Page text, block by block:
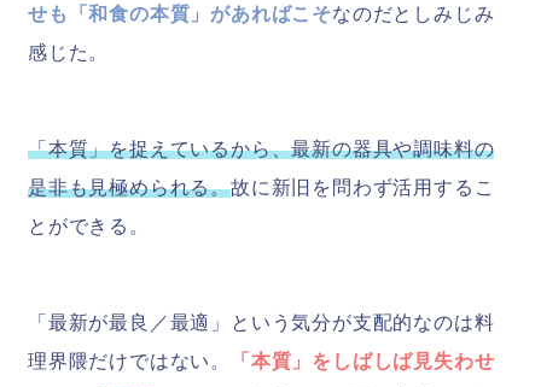
せも「和食の本質」があればこそなのだとしみじみ
感じた。
「本質」を捉えているから、最新の器具や調味料の
是非も見極められる。故に新旧を問わず活用するこ
とができる。
「最新が最良／最適」という気分が支配的なのは料
理界隈だけではない。
「本質」をしばしば見失わせ